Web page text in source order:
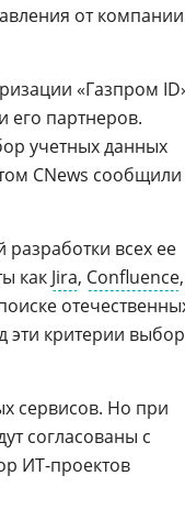
от компании
«Газпром
его партнеров.
учетных данных
CNews сообщили
разработки всех ее
как Jira, Confluence,
эти критерии выбор
сервисов. Но при
согласованы с
ИT-проектов